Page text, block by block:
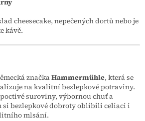
cheesecake, nepečených dortů nebo je
kávě.
značkaHammermühle, která se
na kvalitní bezlepkové potraviny.
suroviny, výbornou chuť a
si bezlepkové dobroty oblíbili celiaci i
mlsání.